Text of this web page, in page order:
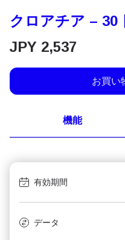
クロアチア – 30
JPY 2,537
お買い
機能
有効期間
データ